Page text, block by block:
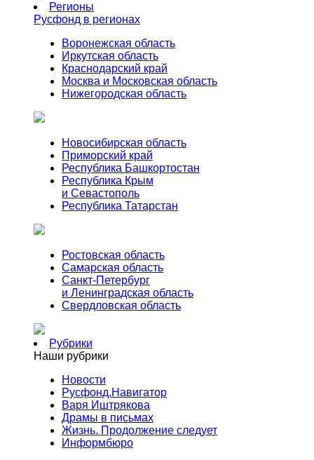
Регионы
Русфонд в регионах
Воронежская область
Иркутская область
Краснодарский край
Москва и Московская область
Нижегородская область
Новосибирская область
Приморский край
Республика Башкортостан
Республика Крым
и Севастополь
Республика Татарстан
Ростовская область
Самарская область
Санкт-Петербург
и Ленинградская область
Свердловская область
Рубрики
Наши рубрики
Новости
Русфонд.Навигатор
Варя Иштрякова
Драмы в письмах
Жизнь. Продолжение следует
Информбюро